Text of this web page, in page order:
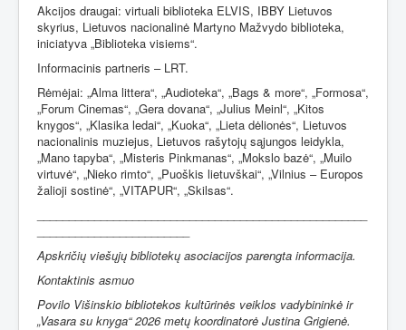
Akcijos draugai: virtuali biblioteka ELVIS, IBBY Lietuvos
skyrius, Lietuvos nacionalinė Martyno Mažvydo biblioteka,
iniciatyva „Biblioteka visiems“.
Informacinis partneris – LRT.
Rėmėjai: „Alma littera“, „Audioteka“, „Bags & more“, „Formosa“,
„Forum Cinemas“, „Gera dovana“, „Julius Meinl“, „Kitos
knygos“, „Klasika ledai“, „Kuoka“, „Lieta dėlionės“, Lietuvos
nacionalinis muziejus, Lietuvos rašytojų sąjungos leidykla,
„Mano tapyba“, „Misteris Pinkmanas“, „Mokslo bazė“, „Muilo
virtuvė“, „Nieko rimto“, „Puoškis lietuvškai“, „Vilnius – Europos
žalioji sostinė“, „VITAPUR“, „Skilsas“.
Apskričių viešųjų bibliotekų asociacijos parengta informacija.
Kontaktinis asmuo
Povilo Višinskio bibliotekos kultūrinės veiklos vadybininkė ir
„Vasara su knyga“ 2026 metų koordinatorė Justina Grigienė.